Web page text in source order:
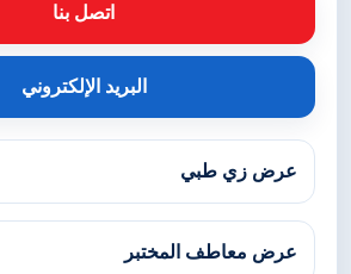
اتصل بنا
البريد الإلكتروني
عرض زي طبي
عرض معاطف المختبر